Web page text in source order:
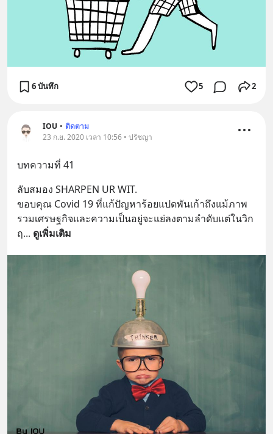
6 บันทึก 5 2
IOU • ติดตาม
23 ก.ย. 2020 เวลา 10:56 • ปรัชญา
บทความที่ 41
ลับสมอง SHARPEN UR WIT.
ขอบคุณ Covid 19 ที่แก้ปัญหาร้อยแปดพันเก้าถึงแม้ภาพ
รวมเศรษฐกิจและความเป็นอยู่จะแย่ลงตามลำดับแต่ในวิก
ฤ... ดูเพิ่มเติม